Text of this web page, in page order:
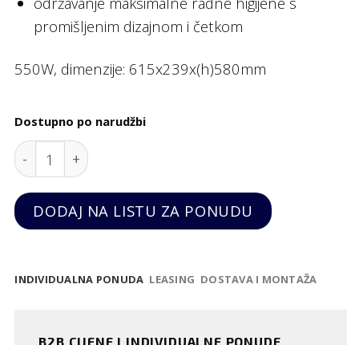
promišljenim dizajnom i četkom
550W, dimenzije: 615x239x(h)580mm
Dostupno po narudžbi
Rezač povrća Profi Line, Hendi quantity
DODAJ NA LISTU ZA PONUDU
INDIVIDUALNA PONUDA LEASING DOSTAVA I MONTAŽA
B2B CIJENE I INDIVIDUALNE PONUDE